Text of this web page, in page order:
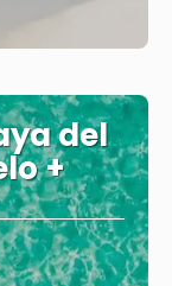
del
+